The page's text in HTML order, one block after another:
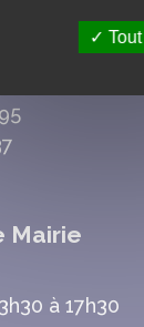
Mairie
à 17h30